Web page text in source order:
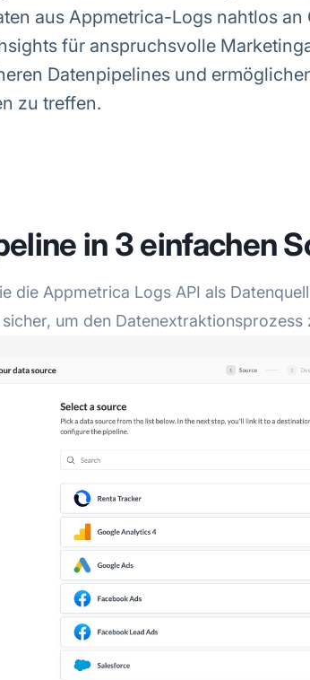
aus Appmetrica-Logs nahtlos
für anspruchsvolle
Datenpipelines und
zu treffen.
in 3 einfachen
die Appmetrica Logs API als
um den Datenextraktionsprozess